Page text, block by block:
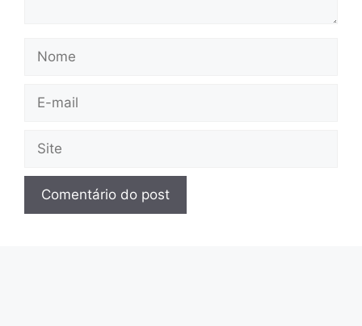
Nome
E-
Site